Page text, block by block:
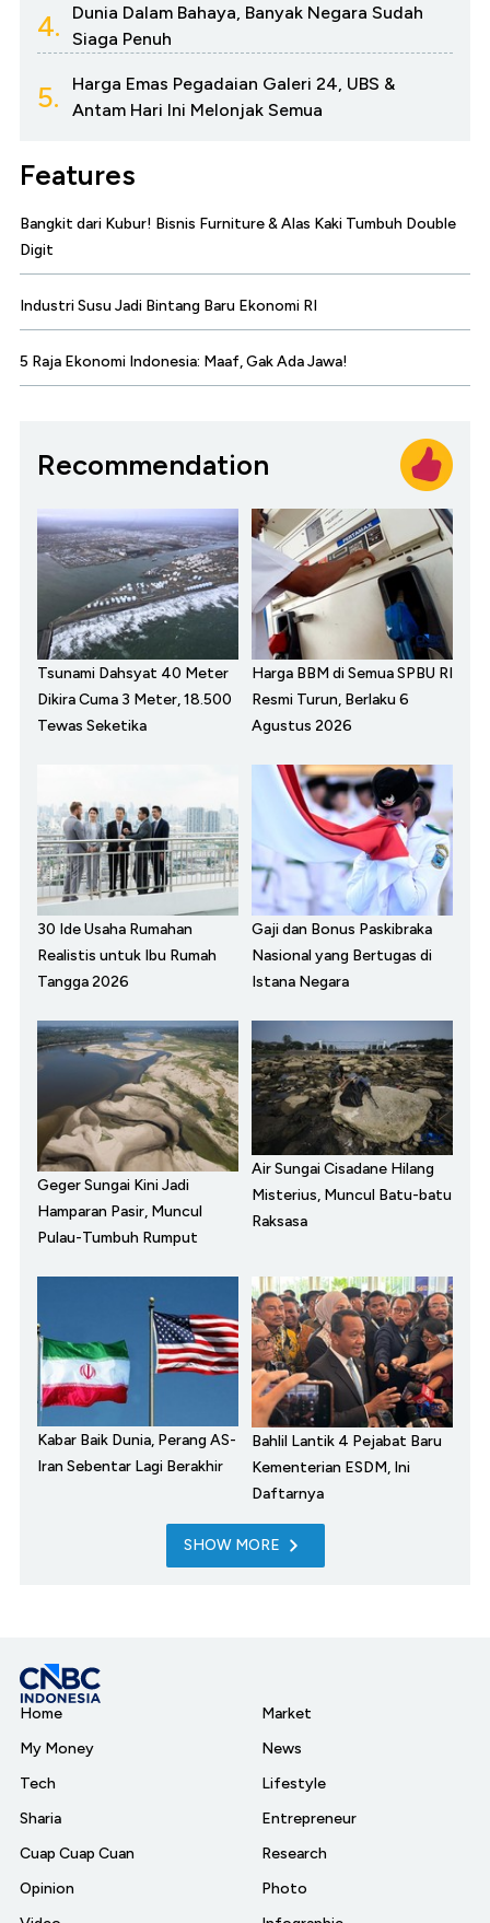
4.
Dunia Dalam Bahaya, Banyak Negara Sudah
Siaga Penuh
5.
Harga Emas Pegadaian Galeri 24, UBS &
Antam Hari Ini Melonjak Semua
Features
Bangkit dari Kubur! Bisnis Furniture & Alas Kaki Tumbuh Double
Digit
Industri Susu Jadi Bintang Baru Ekonomi RI
5 Raja Ekonomi Indonesia: Maaf, Gak Ada Jawa!
Recommendation
Tsunami Dahsyat 40 Meter
Dikira Cuma 3 Meter, 18.500
Tewas Seketika
Harga BBM di Semua SPBU RI
Resmi Turun, Berlaku 6
Agustus 2026
30 Ide Usaha Rumahan
Realistis untuk Ibu Rumah
Tangga 2026
Gaji dan Bonus Paskibraka
Nasional yang Bertugas di
Istana Negara
Geger Sungai Kini Jadi
Hamparan Pasir, Muncul
Pulau-Tumbuh Rumput
Air Sungai Cisadane Hilang
Misterius, Muncul Batu-batu
Raksasa
Kabar Baik Dunia, Perang AS-
Iran Sebentar Lagi Berakhir
Bahlil Lantik 4 Pejabat Baru
Kementerian ESDM, Ini
Daftarnya
SHOW MORE
Home
My Money
Tech
Sharia
Cuap Cuap Cuan
Opinion
Market
News
Lifestyle
Entrepreneur
Research
Photo